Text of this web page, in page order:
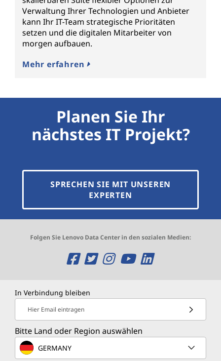
Verwaltung Ihrer Technologien und Anbieter
kann Ihr IT-Team strategische Prioritäten
setzen und die digitalen Mitarbeiter von
morgen aufbauen.
Mehr erfahren
Planen Sie Ihr
nächstes IT Projekt?
SPRECHEN SIE MIT UNSEREN
EXPERTEN
Folgen Sie Lenovo Data Center in den sozialen Medien:
O
e
n
s
O
e
s
O
e
s
O
e
s
O
e
In Verbindung bleiben
Hier Email eintragen
Bitte Land oder Region auswählen
GERMANY